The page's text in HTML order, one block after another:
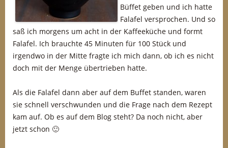
Büffet geben und ich hatte
Falafel versprochen. Und so
saß ich morgens um acht in der Kaffeeküche und formt
Falafel. Ich brauchte 45 Minuten für 100 Stück und
irgendwo in der Mitte fragte ich mich dann, ob ich es nicht
doch mit der Menge übertrieben hatte.
Als die Falafel dann aber auf dem Buffet standen, waren
sie schnell verschwunden und die Frage nach dem Rezept
kam auf. Ob es auf dem Blog steht? Da noch nicht, aber
jetzt schon 🙂